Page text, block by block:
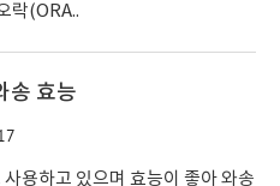
락(ORA..
송 효능
용하고 있으며 효능이 좋아 와송